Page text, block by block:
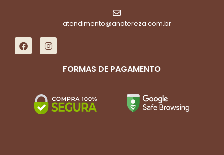
atendimento@anatereza.com.br
FORMAS DE PAGAMENTO